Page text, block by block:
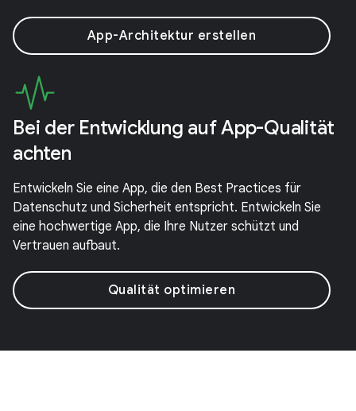
App-Architektur erstellen
Bei der Entwicklung auf App-Qualität
achten
Entwickeln Sie eine App, die den Best Practices für
Datenschutz und Sicherheit entspricht. Entwickeln Sie
eine hochwertige App, die Ihre Nutzer schützt und
Vertrauen aufbaut.
Qualität optimieren